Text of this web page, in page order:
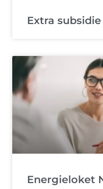
Extra
Energieloket